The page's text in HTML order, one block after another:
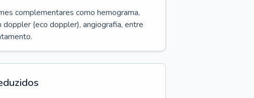
complementares como hemograma,
(eco doppler), angiografia, entre